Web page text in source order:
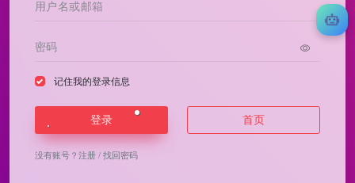
记住我的登录信息
登录 首页
没有账号？ 注册 / 找回密码